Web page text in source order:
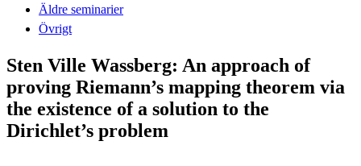
Äldre seminarier
Övrigt
Sten Ville Wassberg: An approach of
proving Riemann’s mapping theorem via
the existence of a solution to the
Dirichlet’s problem